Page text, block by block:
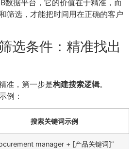
数据平台，它的价值在于精准，而
筛选，才能把时间用在正确的客户
选条件：精准找出
准，第一步是构建搜索逻辑。
例：
搜索关键词示例
manager + [产品关键词]”